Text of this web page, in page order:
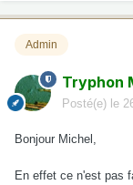
Admin
Tryphon
Posté(e) le
Bonjour Michel,
En effet ce n'est pas